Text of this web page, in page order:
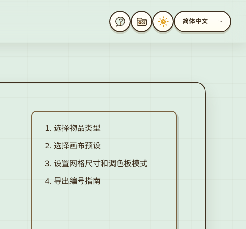
简体中文
选择物品类型
选择画布预设
设置网格尺寸和调色板模式
导出编号指南